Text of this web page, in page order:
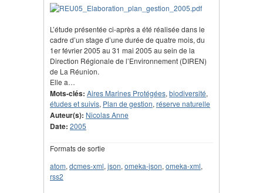
L’étude présentée ci-après a été réalisée dans le
cadre d’un stage d’une durée de quatre mois, du
1er février 2005 au 31 mai 2005 au sein de la
Direction Régionale de l’Environnement (DIREN)
de La Réunion.
Elle a…
Mots-clés: Aires Marines Protégées, biodiversité,
études et suivis, Plan de gestion, réserve naturelle
Auteur(s): Nicolas Anne
Date: 2005
Formats de sortie
atom, dcmes-xml, json, omeka-json, omeka-xml,
rss2